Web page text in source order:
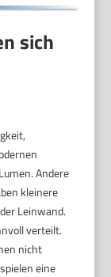
sich
Andere
kleinere
Leinwand.
verteilt.
nicht
eine